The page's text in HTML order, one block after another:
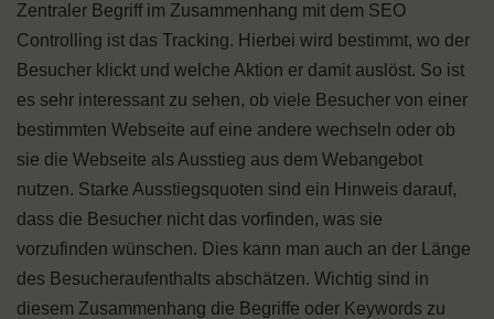
Zentraler Begriff im Zusammenhang mit dem SEO
Controlling ist das Tracking. Hierbei wird bestimmt, wo der
Besucher klickt und welche Aktion er damit auslöst. So ist
es sehr interessant zu sehen, ob viele Besucher von einer
bestimmten Webseite auf eine andere wechseln oder ob
sie die Webseite als Ausstieg aus dem Webangebot
nutzen. Starke Ausstiegsquoten sind ein Hinweis darauf,
dass die Besucher nicht das vorfinden, was sie
vorzufinden wünschen. Dies kann man auch an der Länge
des Besucheraufenthalts abschätzen. Wichtig sind in
diesem Zusammenhang die Begriffe oder Keywords zu